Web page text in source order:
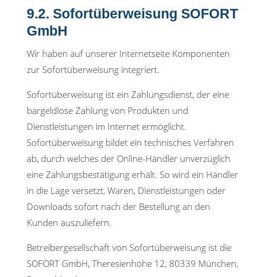
9.2. Sofortüberweisung SOFORT
GmbH
Wir haben auf unserer Internetseite Komponenten
zur Sofortüberweisung integriert.
Sofortüberweisung ist ein Zahlungsdienst, der eine
bargeldlose Zahlung von Produkten und
Dienstleistungen im Internet ermöglicht.
Sofortüberweisung bildet ein technisches Verfahren
ab, durch welches der Online-Händler unverzüglich
eine Zahlungsbestätigung erhält. So wird ein Händler
in die Lage versetzt, Waren, Dienstleistungen oder
Downloads sofort nach der Bestellung an den
Kunden auszuliefern.
Betreibergesellschaft von Sofortüberweisung ist die
SOFORT GmbH, Theresienhöhe 12, 80339 München,